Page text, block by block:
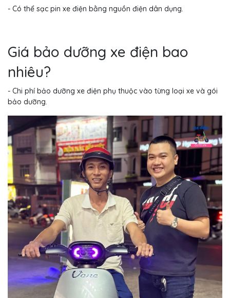
- Có thể sạc pin xe điện bằng nguồn điện dân dụng.
Giá bảo dưỡng xe điện bao
nhiêu?
- Chi phí bảo dưỡng xe điện phụ thuộc vào từng loại xe và gói
bảo dưỡng.